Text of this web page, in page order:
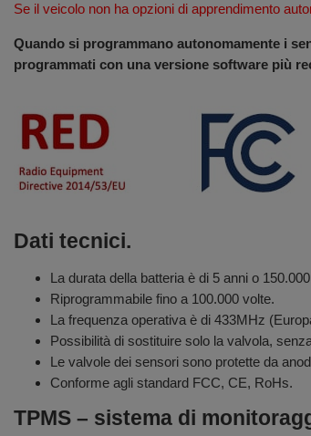
Se il veicolo non ha opzioni di apprendimento
Quando si programmano autonomamente i
programmati con una versione software più
Dati tecnici.
La durata della batteria è di 5 anni o
Riprogrammabile fino a 100.000 volte.
La frequenza operativa è di 433MHz
Possibilità di sostituire solo la valvola,
Le valvole dei sensori sono protette da
Conforme agli standard FCC, CE, RoHs.
TPMS – sistema di